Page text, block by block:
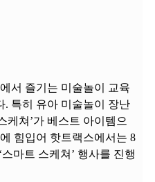
서 즐기는 미술놀이 교육
. 특히 유아 미술놀이 장난
케쳐’가 베스트 아이템으
힘입어 핫트랙스에서는 8
마트 스케쳐’ 행사를 진행